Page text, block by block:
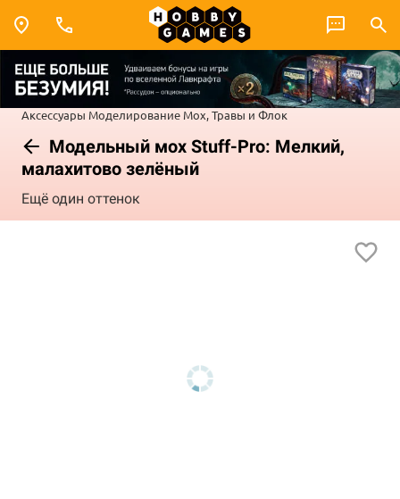
Аксессуары Моделирование Мох, Травы и Флок
Модельный мох Stuff-Pro: Мелкий,
малахитово зелёный
Ещё один оттенок